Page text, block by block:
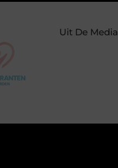
online zichtbaarheid
Uit De Media